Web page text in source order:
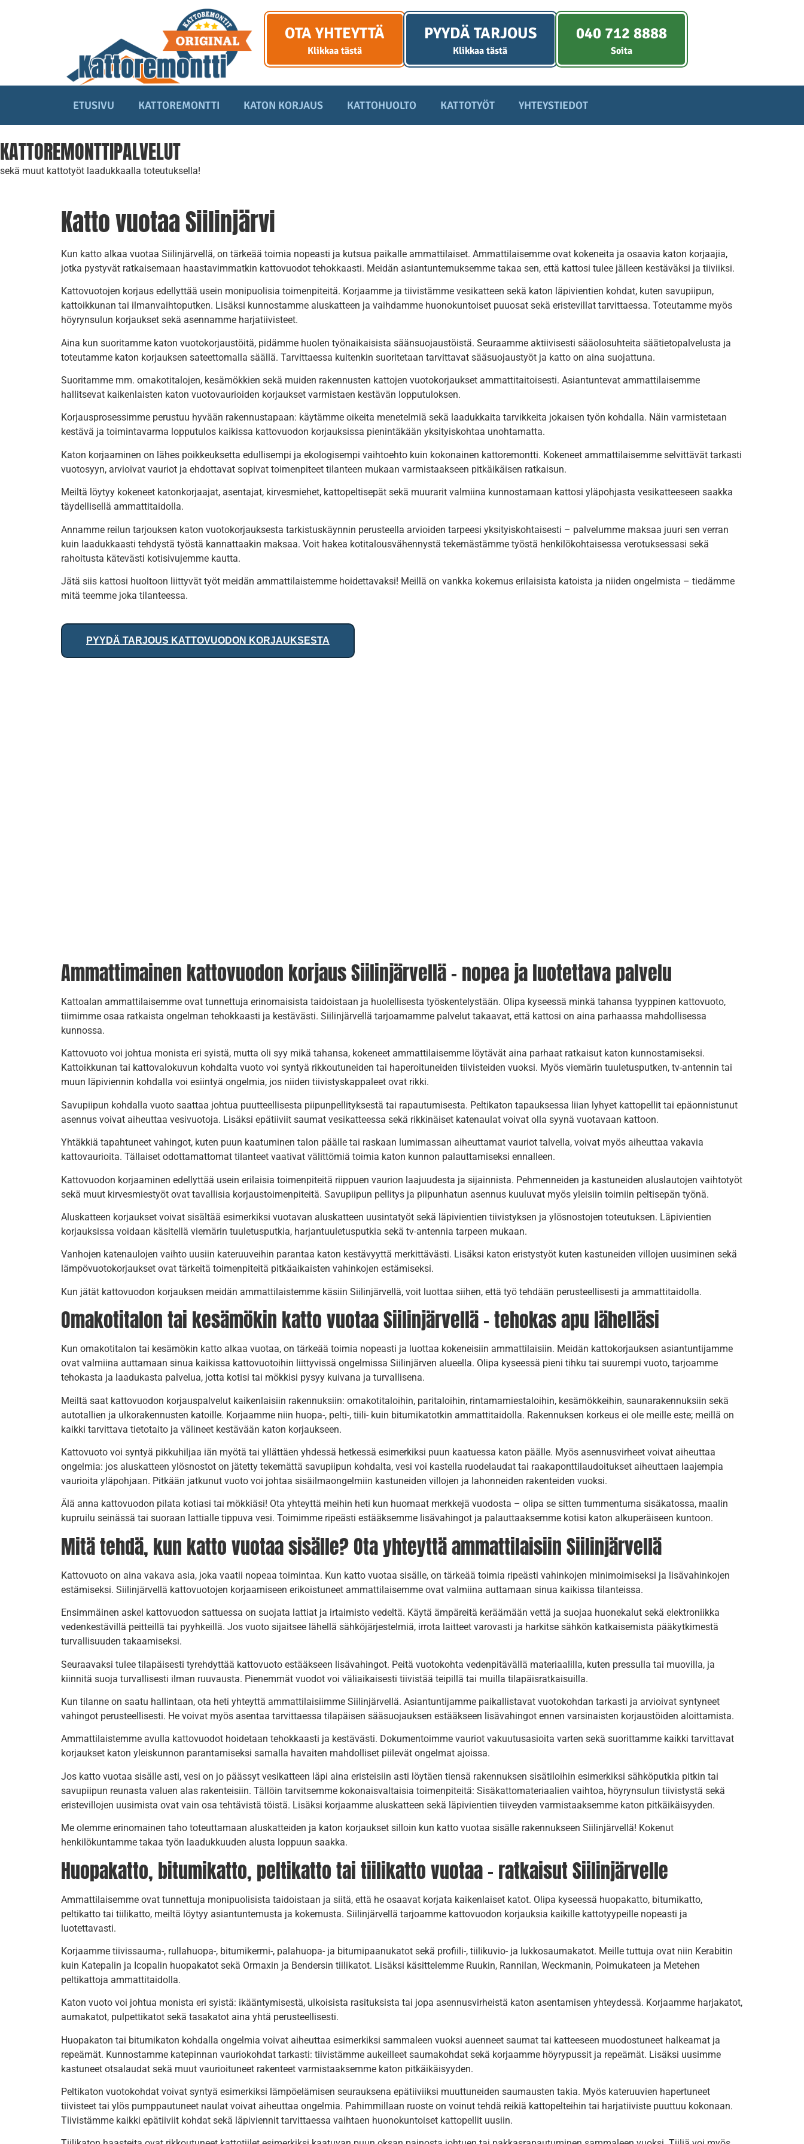
OTA YHTEYTTÄ
Klikkaa tästä
PYYDÄ TARJOUS
Klikkaa tästä
040 712 8888
Soita
ETUSIVU KATTOREMONTTI KATON KORJAUS KATTOHUOLTO KATTOTYÖT YHTEYSTIEDOT
KATTOREMONTTIPALVELUT
sekä muut kattotyöt laadukkaalla toteutuksella!
Katto vuotaa Siilinjärvi
Kun katto alkaa vuotaa Siilinjärvellä, on tärkeää toimia nopeasti ja kutsua paikalle ammattilaiset. Ammattilaisemme ovat kokeneita ja osaavia katon korjaajia,
jotka pystyvät ratkaisemaan haastavimmatkin kattovuodot tehokkaasti. Meidän asiantuntemuksemme takaa sen, että kattosi tulee jälleen kestäväksi ja tiiviiksi.
Kattovuotojen korjaus edellyttää usein monipuolisia toimenpiteitä. Korjaamme ja tiivistämme vesikatteen sekä katon läpivientien kohdat, kuten savupiipun,
kattoikkunan tai ilmanvaihtoputken. Lisäksi kunnostamme aluskatteen ja vaihdamme huonokuntoiset puuosat sekä eristevillat tarvittaessa. Toteutamme myös
höyrynsulun korjaukset sekä asennamme harjatiivisteet.
Aina kun suoritamme katon vuotokorjaustöitä, pidämme huolen työnaikaisista säänsuojaustöistä. Seuraamme aktiivisesti sääolosuhteita säätietopalvelusta ja
toteutamme katon korjauksen sateettomalla säällä. Tarvittaessa kuitenkin suoritetaan tarvittavat sääsuojaustyöt ja katto on aina suojattuna.
Suoritamme mm. omakotitalojen, kesämökkien sekä muiden rakennusten kattojen vuotokorjaukset ammattitaitoisesti. Asiantuntevat ammattilaisemme
hallitsevat kaikenlaisten katon vuotovaurioiden korjaukset varmistaen kestävän lopputuloksen.
Korjausprosessimme perustuu hyvään rakennustapaan: käytämme oikeita menetelmiä sekä laadukkaita tarvikkeita jokaisen työn kohdalla. Näin varmistetaan
kestävä ja toimintavarma lopputulos kaikissa kattovuodon korjauksissa pienintäkään yksityiskohtaa unohtamatta.
Katon korjaaminen on lähes poikkeuksetta edullisempi ja ekologisempi vaihtoehto kuin kokonainen kattoremontti. Kokeneet ammattilaisemme selvittävät tarkasti
vuotosyyn, arvioivat vauriot ja ehdottavat sopivat toimenpiteet tilanteen mukaan varmistaakseen pitkäikäisen ratkaisun.
Meiltä löytyy kokeneet katonkorjaajat, asentajat, kirvesmiehet, kattopeltisepät sekä muurarit valmiina kunnostamaan kattosi yläpohjasta vesikatteeseen saakka
täydellisellä ammattitaidolla.
Annamme reilun tarjouksen katon vuotokorjauksesta tarkistuskäynnin perusteella arvioiden tarpeesi yksityiskohtaisesti – palvelumme maksaa juuri sen verran
kuin laadukkaasti tehdystä työstä kannattaakin maksaa. Voit hakea kotitalousvähennystä tekemästämme työstä henkilökohtaisessa verotuksessasi sekä
rahoitusta kätevästi kotisivujemme kautta.
Jätä siis kattosi huoltoon liittyvät työt meidän ammattilaistemme hoidettavaksi! Meillä on vankka kokemus erilaisista katoista ja niiden ongelmista – tiedämme
mitä teemme joka tilanteessa.
PYYDÄ TARJOUS KATTOVUODON KORJAUKSESTA
Ammattimainen kattovuodon korjaus Siilinjärvellä – nopea ja luotettava palvelu
Kattoalan ammattilaisemme ovat tunnettuja erinomaisista taidoistaan ja huolellisesta työskentelystään. Olipa kyseessä minkä tahansa tyyppinen kattovuoto,
tiimimme osaa ratkaista ongelman tehokkaasti ja kestävästi. Siilinjärvellä tarjoamamme palvelut takaavat, että kattosi on aina parhaassa mahdollisessa
kunnossa.
Kattovuoto voi johtua monista eri syistä, mutta oli syy mikä tahansa, kokeneet ammattilaisemme löytävät aina parhaat ratkaisut katon kunnostamiseksi.
Kattoikkunan tai kattovalokuvun kohdalta vuoto voi syntyä rikkoutuneiden tai haperoituneiden tiivisteiden vuoksi. Myös viemärin tuuletusputken, tv-antennin tai
muun läpiviennin kohdalla voi esiintyä ongelmia, jos niiden tiivistyskappaleet ovat rikki.
Savupiipun kohdalla vuoto saattaa johtua puutteellisesta piipunpellityksestä tai rapautumisesta. Peltikaton tapauksessa liian lyhyet kattopellit tai epäonnistunut
asennus voivat aiheuttaa vesivuotoja. Lisäksi epätiiviit saumat vesikatteessa sekä rikkinäiset katenaulat voivat olla syynä vuotavaan kattoon.
Yhtäkkiä tapahtuneet vahingot, kuten puun kaatuminen talon päälle tai raskaan lumimassan aiheuttamat vauriot talvella, voivat myös aiheuttaa vakavia
kattovaurioita. Tällaiset odottamattomat tilanteet vaativat välittömiä toimia katon kunnon palauttamiseksi ennalleen.
Kattovuodon korjaaminen edellyttää usein erilaisia toimenpiteitä riippuen vaurion laajuudesta ja sijainnista. Pehmenneiden ja kastuneiden aluslautojen vaihtotyöt
sekä muut kirvesmiestyöt ovat tavallisia korjaustoimenpiteitä. Savupiipun pellitys ja piipunhatun asennus kuuluvat myös yleisiin toimiin peltisepän työnä.
Aluskatteen korjaukset voivat sisältää esimerkiksi vuotavan aluskatteen uusintatyöt sekä läpivientien tiivistyksen ja ylösnostojen toteutuksen. Läpivientien
korjauksissa voidaan käsitellä viemärin tuuletusputkia, harjantuuletusputkia sekä tv-antennia tarpeen mukaan.
Vanhojen katenaulojen vaihto uusiin kateruuveihin parantaa katon kestävyyttä merkittävästi. Lisäksi katon eristystyöt kuten kastuneiden villojen uusiminen sekä
lämpövuotokorjaukset ovat tärkeitä toimenpiteitä pitkäaikaisten vahinkojen estämiseksi.
Kun jätät kattovuodon korjauksen meidän ammattilaistemme käsiin Siilinjärvellä, voit luottaa siihen, että työ tehdään perusteellisesti ja ammattitaidolla.
Omakotitalon tai kesämökin katto vuotaa Siilinjärvellä – tehokas apu lähelläsi
Kun omakotitalon tai kesämökin katto alkaa vuotaa, on tärkeää toimia nopeasti ja luottaa kokeneisiin ammattilaisiin. Meidän kattokorjauksen asiantuntijamme
ovat valmiina auttamaan sinua kaikissa kattovuotoihin liittyvissä ongelmissa Siilinjärven alueella. Olipa kyseessä pieni tihku tai suurempi vuoto, tarjoamme
tehokasta ja laadukasta palvelua, jotta kotisi tai mökkisi pysyy kuivana ja turvallisena.
Meiltä saat kattovuodon korjauspalvelut kaikenlaisiin rakennuksiin: omakotitaloihin, paritaloihin, rintamamiestaloihin, kesämökkeihin, saunarakennuksiin sekä
autotallien ja ulkorakennusten katoille. Korjaamme niin huopa-, pelti-, tiili- kuin bitumikatotkin ammattitaidolla. Rakennuksen korkeus ei ole meille este; meillä on
kaikki tarvittava tietotaito ja välineet kestävään katon korjaukseen.
Kattovuoto voi syntyä pikkuhiljaa iän myötä tai yllättäen yhdessä hetkessä esimerkiksi puun kaatuessa katon päälle. Myös asennusvirheet voivat aiheuttaa
ongelmia: jos aluskatteen ylösnostot on jätetty tekemättä savupiipun kohdalta, vesi voi kastella ruodelaudat tai raakaponttilaudoitukset aiheuttaen laajempia
vaurioita yläpohjaan. Pitkään jatkunut vuoto voi johtaa sisäilmaongelmiin kastuneiden villojen ja lahonneiden rakenteiden vuoksi.
Älä anna kattovuodon pilata kotiasi tai mökkiäsi! Ota yhteyttä meihin heti kun huomaat merkkejä vuodosta – olipa se sitten tummentuma sisäkatossa, maalin
kupruilu seinässä tai suoraan lattialle tippuva vesi. Toimimme ripeästi estääksemme lisävahingot ja palauttaaksemme kotisi katon alkuperäiseen kuntoon.
Mitä tehdä, kun katto vuotaa sisälle? Ota yhteyttä ammattilaisiin Siilinjärvellä
Kattovuoto on aina vakava asia, joka vaatii nopeaa toimintaa. Kun katto vuotaa sisälle, on tärkeää toimia ripeästi vahinkojen minimoimiseksi ja lisävahinkojen
estämiseksi. Siilinjärvellä kattovuotojen korjaamiseen erikoistuneet ammattilaisemme ovat valmiina auttamaan sinua kaikissa tilanteissa.
Ensimmäinen askel kattovuodon sattuessa on suojata lattiat ja irtaimisto vedeltä. Käytä ämpäreitä keräämään vettä ja suojaa huonekalut sekä elektroniikka
vedenkestävillä peitteillä tai pyyhkeillä. Jos vuoto sijaitsee lähellä sähköjärjestelmiä, irrota laitteet varovasti ja harkitse sähkön katkaisemista pääkytkimestä
turvallisuuden takaamiseksi.
Seuraavaksi tulee tilapäisesti tyrehdyttää kattovuoto estääkseen lisävahingot. Peitä vuotokohta vedenpitävällä materiaalilla, kuten pressulla tai muovilla, ja
kiinnitä suoja turvallisesti ilman ruuvausta. Pienemmät vuodot voi väliaikaisesti tiivistää teipillä tai muilla tilapäisratkaisuilla.
Kun tilanne on saatu hallintaan, ota heti yhteyttä ammattilaisiimme Siilinjärvellä. Asiantuntijamme paikallistavat vuotokohdan tarkasti ja arvioivat syntyneet
vahingot perusteellisesti. He voivat myös asentaa tarvittaessa tilapäisen sääsuojauksen estääkseen lisävahingot ennen varsinaisten korjaustöiden aloittamista.
Ammattilaistemme avulla kattovuodot hoidetaan tehokkaasti ja kestävästi. Dokumentoimme vauriot vakuutusasioita varten sekä suorittamme kaikki tarvittavat
korjaukset katon yleiskunnon parantamiseksi samalla havaiten mahdolliset piilevät ongelmat ajoissa.
Jos katto vuotaa sisälle asti, vesi on jo päässyt vesikatteen läpi aina eristeisiin asti löytäen tiensä rakennuksen sisätiloihin esimerkiksi sähköputkia pitkin tai
savupiipun reunasta valuen alas rakenteisiin. Tällöin tarvitsemme kokonaisvaltaisia toimenpiteitä: Sisäkattomateriaalien vaihtoa, höyrynsulun tiivistystä sekä
eristevillojen uusimista ovat vain osa tehtävistä töistä. Lisäksi korjaamme aluskatteen sekä läpivientien tiiveyden varmistaaksemme katon pitkäikäisyyden.
Me olemme erinomainen taho toteuttamaan aluskatteiden ja katon korjaukset silloin kun katto vuotaa sisälle rakennukseen Siilinjärvellä! Kokenut
henkilökuntamme takaa työn laadukkuuden alusta loppuun saakka.
Huopakatto, bitumikatto, peltikatto tai tiilikatto vuotaa – ratkaisut Siilinjärvelle
Ammattilaisemme ovat tunnettuja monipuolisista taidoistaan ja siitä, että he osaavat korjata kaikenlaiset katot. Olipa kyseessä huopakatto, bitumikatto,
peltikatto tai tiilikatto, meiltä löytyy asiantuntemusta ja kokemusta. Siilinjärvellä tarjoamme kattovuodon korjauksia kaikille kattotyypeille nopeasti ja
luotettavasti.
Korjaamme tiivissauma-, rullahuopa-, bitumikermi-, palahuopa- ja bitumipaanukatot sekä profiili-, tiilikuvio- ja lukkosaumakatot. Meille tuttuja ovat niin Kerabitin
kuin Katepalin ja Icopalin huopakatot sekä Ormaxin ja Bendersin tiilikatot. Lisäksi käsittelemme Ruukin, Rannilan, Weckmanin, Poimukateen ja Metehen
peltikattoja ammattitaidolla.
Katon vuoto voi johtua monista eri syistä: ikääntymisestä, ulkoisista rasituksista tai jopa asennusvirheistä katon asentamisen yhteydessä. Korjaamme harjakatot,
aumakatot, pulpettikatot sekä tasakatot aina yhtä perusteellisesti.
Huopakaton tai bitumikaton kohdalla ongelmia voivat aiheuttaa esimerkiksi sammaleen vuoksi auenneet saumat tai katteeseen muodostuneet halkeamat ja
repeämät. Kunnostamme katepinnan vauriokohdat tarkasti: tiivistämme aukeilleet saumakohdat sekä korjaamme höyrypussit ja repeämät. Lisäksi uusimme
kastuneet otsalaudat sekä muut vaurioituneet rakenteet varmistaaksemme katon pitkäikäisyyden.
Peltikaton vuotokohdat voivat syntyä esimerkiksi lämpöelämisen seurauksena epätiiviiksi muuttuneiden saumausten takia. Myös kateruuvien hapertuneet
tiivisteet tai ylös pumppautuneet naulat voivat aiheuttaa ongelmia. Pahimmillaan ruoste on voinut tehdä reikiä kattopelteihin tai harjatiiviste puuttuu kokonaan.
Tiivistämme kaikki epätiiviit kohdat sekä läpiviennit tarvittaessa vaihtaen huonokuntoiset kattopellit uusiin.